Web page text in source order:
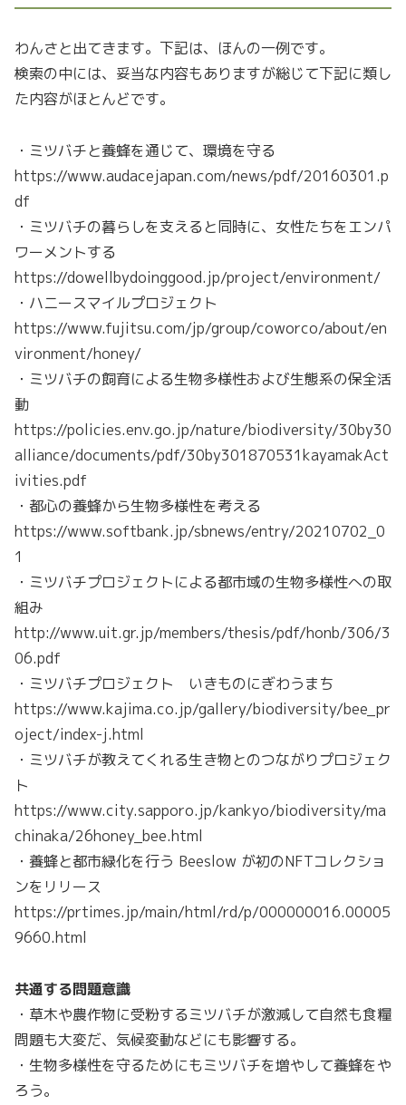
わんさと出てきます。下記は、ほんの一例です。
検索の中には、妥当な内容もありますが総じて下記に類し
た内容がほとんどです。
・ミツバチと養蜂を通じて、環境を守る
https://www.audacejapan.com/news/pdf/20160301.p
df
・ミツバチの暮らしを支えると同時に、女性たちをエンパ
ワーメントする
https://dowellbydoinggood.jp/project/environment/
・ハニースマイルプロジェクト
https://www.fujitsu.com/jp/group/coworco/about/en
vironment/honey/
・ミツバチの飼育による生物多様性および生態系の保全活
動
https://policies.env.go.jp/nature/biodiversity/30by30
alliance/documents/pdf/30by301870531kayamakAct
ivities.pdf
・都心の養蜂から生物多様性を考える
https://www.softbank.jp/sbnews/entry/20210702_0
1
・ミツバチプロジェクトによる都市域の生物多様性への取
組み
http://www.uit.gr.jp/members/thesis/pdf/honb/306/3
06.pdf
・ミツバチプロジェクト いきものにぎわうまち
https://www.kajima.co.jp/gallery/biodiversity/bee_pr
oject/index-j.html
・ミツバチが教えてくれる生き物とのつながりプロジェク
ト
https://www.city.sapporo.jp/kankyo/biodiversity/ma
chinaka/26honey_bee.html
・養蜂と都市緑化を行う Beeslow が初のNFTコレクショ
ンをリリース
https://prtimes.jp/main/html/rd/p/000000016.00005
9660.html
共通する問題意識
・草木や農作物に受粉するミツバチが激減して自然も食糧
問題も大変だ、気候変動などにも影響する。
・生物多様性を守るためにもミツバチを増やして養蜂をや
ろう。